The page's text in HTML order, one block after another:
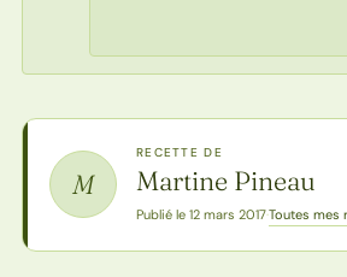
M
RECETTE DE
Martine Pineau
Publié le 12 mars 2017·Toutes mes